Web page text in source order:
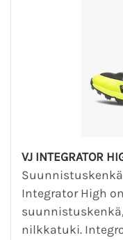
VJ INTEGRATOR
Integrator High
nilkkatuki.